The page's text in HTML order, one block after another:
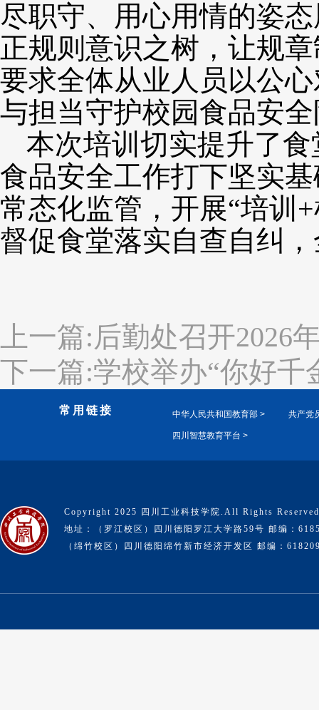
尽职守、用心用情的姿
正规则意识之树，让规
要求全体从业人员以公
与担当守护校园食品安
本次培训切实提升了
食品安全工作打下坚实
常态化监管，开展“培训
督促食堂落实自查自纠
上一篇:后勤处召开2026
下一篇:学校举办“你好千
常用链接 中华人民共和国教育部 > 共产党
四川智慧教育平台 >
Copyright 2025 四川工业科技学院.All Rights
地址：（罗江校区）四川德阳罗江大学路59号 邮编：
（绵竹校区）四川德阳绵竹新市经济开发区 邮编：